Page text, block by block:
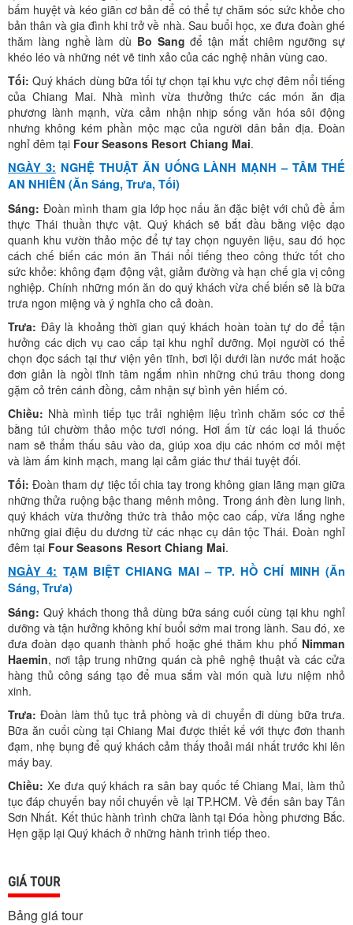
bấm huyệt và kéo giãn cơ bản để có thể tự chăm sóc sức khỏe cho
bản thân và gia đình khi trở về nhà. Sau buổi học, xe đưa đoàn ghé
thăm làng nghề làm dù Bo Sang để tận mắt chiêm ngưỡng sự
khéo léo và những nét vẽ tinh xảo của các nghệ nhân vùng cao.
Tối: Quý khách dùng bữa tối tự chọn tại khu vực chợ đêm nổi tiếng
của Chiang Mai. Nhà mình vừa thưởng thức các món ăn địa
phương lành mạnh, vừa cảm nhận nhịp sống văn hóa sôi động
nhưng không kém phần mộc mạc của người dân bản địa. Đoàn
nghỉ đêm tại Four Seasons Resort Chiang Mai.
NGÀY 3: NGHỆ THUẬT ĂN UỐNG LÀNH MẠNH – TÂM THẾ
AN NHIÊN (Ăn Sáng, Trưa, Tối)
Sáng: Đoàn mình tham gia lớp học nấu ăn đặc biệt với chủ đề ẩm
thực Thái thuần thực vật. Quý khách sẽ bắt đầu bằng việc dạo
quanh khu vườn thảo mộc để tự tay chọn nguyên liệu, sau đó học
cách chế biến các món ăn Thái nổi tiếng theo công thức tốt cho
sức khỏe: không đạm động vật, giảm đường và hạn chế gia vị công
nghiệp. Chính những món ăn do quý khách vừa chế biến sẽ là bữa
trưa ngon miệng và ý nghĩa cho cả đoàn.
Trưa: Đây là khoảng thời gian quý khách hoàn toàn tự do để tận
hưởng các dịch vụ cao cấp tại khu nghỉ dưỡng. Mọi người có thể
chọn đọc sách tại thư viện yên tĩnh, bơi lội dưới làn nước mát hoặc
đơn giản là ngồi tĩnh tâm ngắm nhìn những chú trâu thong dong
gặm cỏ trên cánh đồng, cảm nhận sự bình yên hiếm có.
Chiều: Nhà mình tiếp tục trải nghiệm liệu trình chăm sóc cơ thể
bằng túi chườm thảo mộc tươi nóng. Hơi ấm từ các loại lá thuốc
nam sẽ thẩm thấu sâu vào da, giúp xoa dịu các nhóm cơ mỏi mệt
và làm ấm kinh mạch, mang lại cảm giác thư thái tuyệt đối.
Tối: Đoàn tham dự tiệc tối chia tay trong không gian lãng mạn giữa
những thửa ruộng bậc thang mênh mông. Trong ánh đèn lung linh,
quý khách vừa thưởng thức trà thảo mộc cao cấp, vừa lắng nghe
những giai điệu du dương từ các nhạc cụ dân tộc Thái. Đoàn nghỉ
đêm tại Four Seasons Resort Chiang Mai.
NGÀY 4: TẠM BIỆT CHIANG MAI – TP. HỒ CHÍ MINH (Ăn
Sáng, Trưa)
Sáng: Quý khách thong thả dùng bữa sáng cuối cùng tại khu nghỉ
dưỡng và tận hưởng không khí buổi sớm mai trong lành. Sau đó, xe
đưa đoàn dạo quanh thành phố hoặc ghé thăm khu phố Nimman
Haemin, nơi tập trung những quán cà phê nghệ thuật và các cửa
hàng thủ công sáng tạo để mua sắm vài món quà lưu niệm nhỏ
xinh.
Trưa: Đoàn làm thủ tục trả phòng và di chuyển đi dùng bữa trưa.
Bữa ăn cuối cùng tại Chiang Mai được thiết kế với thực đơn thanh
đạm, nhẹ bụng để quý khách cảm thấy thoải mái nhất trước khi lên
máy bay.
Chiều: Xe đưa quý khách ra sân bay quốc tế Chiang Mai, làm thủ
tục đáp chuyến bay nối chuyến về lại TP.HCM. Về đến sân bay Tân
Sơn Nhất. Kết thúc hành trình chữa lành tại Đóa hồng phương Bắc.
Hẹn gặp lại Quý khách ở những hành trình tiếp theo.
GIÁ TOUR
Bảng giá tour